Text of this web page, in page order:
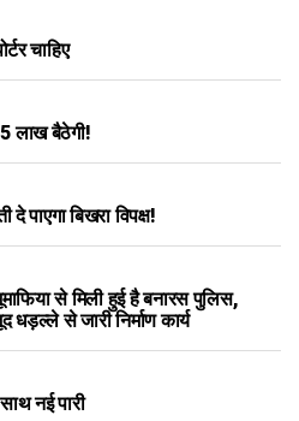
चाहिए
लाख बैठेगी!
पाएगा बिखरा विपक्ष!
से मिली हुई है बनारस पुलिस,
से जारी निर्माण कार्य
नई पारी